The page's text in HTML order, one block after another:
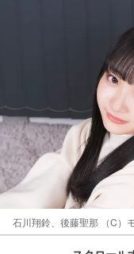
石川翔鈴、後藤聖那 （C）